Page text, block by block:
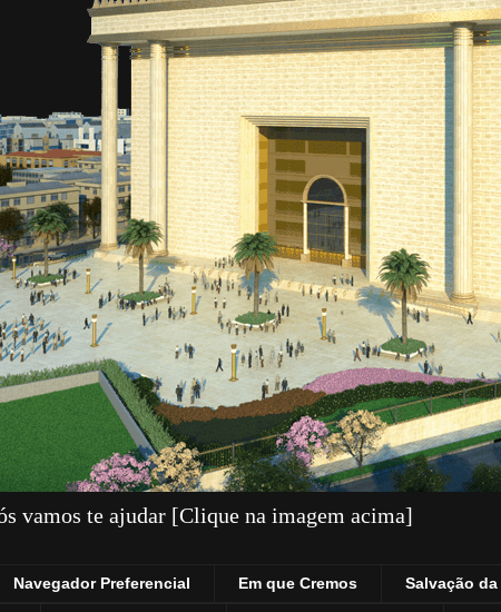
vamos te ajudar [Clique na imagem acima]
Navegador Preferencial Em que Cremos Salvação da